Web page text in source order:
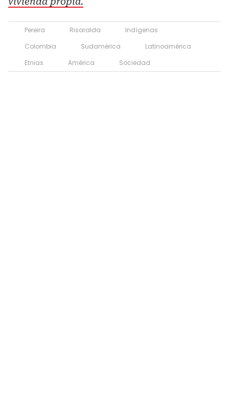
Pereira Risaralda
Indígenas
Colombia
Sudamérica
Latinoamérica
Etnias
América Sociedad